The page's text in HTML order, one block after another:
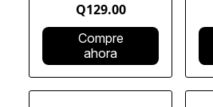
Q129.00
Compre
ahora